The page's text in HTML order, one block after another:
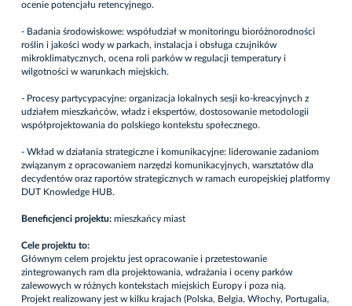
ocenie potencjału retencyjnego.
- Badania środowiskowe: współudział w monitoringu bioróżnorodności
roślin i jakości wody w parkach, instalacja i obsługa czujników
mikroklimatycznych, ocena roli parków w regulacji temperatury i
wilgotności w warunkach miejskich.
- Procesy partycypacyjne: organizacja lokalnych sesji ko-kreacyjnych z
udziałem mieszkańców, władz i ekspertów, dostosowanie metodologii
współprojektowania do polskiego kontekstu społecznego.
- Wkład w działania strategiczne i komunikacyjne: liderowanie zadaniom
związanym z opracowaniem narzędzi komunikacyjnych, warsztatów dla
decydentów oraz raportów strategicznych w ramach europejskiej platformy
DUT Knowledge HUB.
Beneficjenci projektu: mieszkańcy miast
Cele projektu to:
Głównym celem projektu jest opracowanie i przetestowanie
zintegrowanych ram dla projektowania, wdrażania i oceny parków
zalewowych w różnych kontekstach miejskich Europy i poza nią.
Projekt realizowany jest w kilku krajach (Polska, Belgia, Włochy, Portugalia,